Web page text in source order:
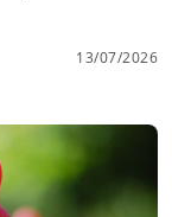
13/07/2026